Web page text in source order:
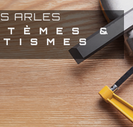
ARLES